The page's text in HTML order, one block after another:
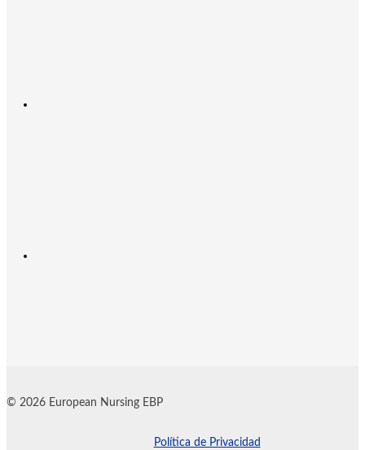
© 2026 European Nursing EBP
Política de Privacidad